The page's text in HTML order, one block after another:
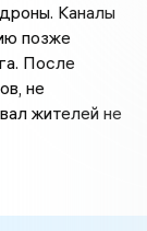
Каналы
позже
После
не
жителей не